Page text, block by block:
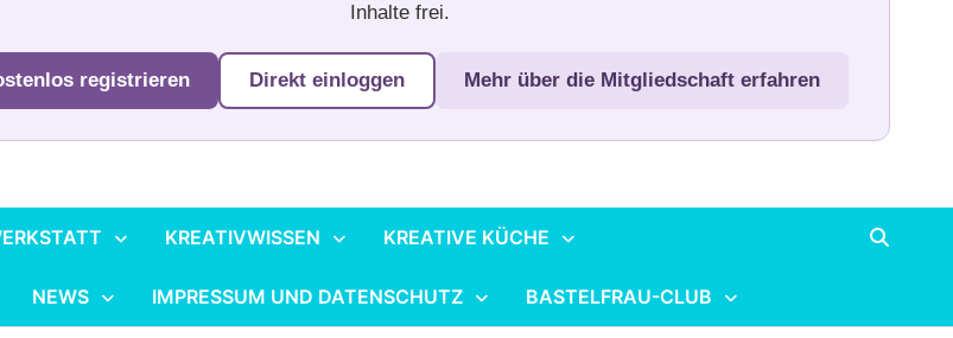
Inhalte frei.
registrieren Direkt einloggen Mehr über die Mitgliedschaft erfahren
KREATIVWISSEN KREATIVE KÜCHE
NEWS IMPRESSUM UND DATENSCHUTZ BASTELFRAU-CLUB